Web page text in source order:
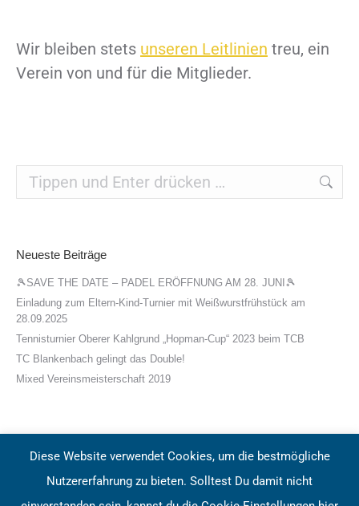
Wir bleiben stets unseren Leitlinien treu, ein
Verein von und für die Mitglieder.
Search:
Neueste Beiträge
🎾SAVE THE DATE – PADEL ERÖFFNUNG AM 28. JUNI🎾
Einladung zum Eltern-Kind-Turnier mit Weißwurstfrühstück am
28.09.2025
Tennisturnier Oberer Kahlgrund „Hopman-Cup“ 2023 beim TCB
TC Blankenbach gelingt das Double!
Mixed Vereinsmeisterschaft 2019
Diese Website verwendet Cookies, um die bestmögliche
Nutzererfahrung zu bieten. Solltest Du damit nicht